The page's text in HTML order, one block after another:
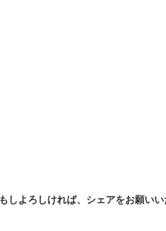
しよろしければ、シェアをお願いい